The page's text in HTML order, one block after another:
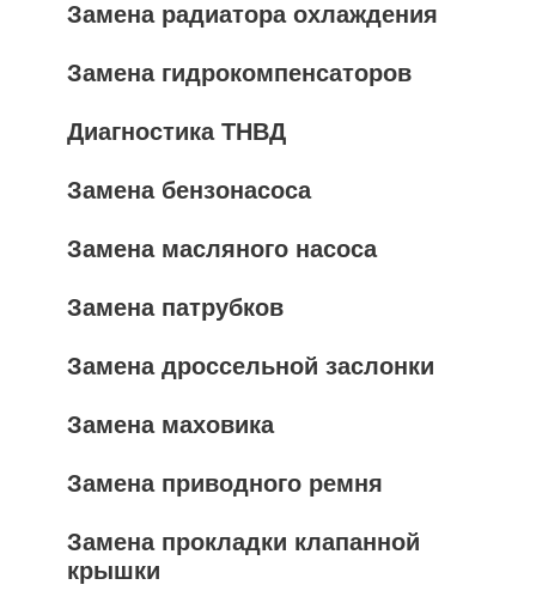
Замена радиатора охлаждения
Замена гидрокомпенсаторов
Диагностика ТНВД
Замена бензонасоса
Замена масляного насоса
Замена патрубков
Замена дроссельной заслонки
Замена маховика
Замена приводного ремня
Замена прокладки клапанной
крышки